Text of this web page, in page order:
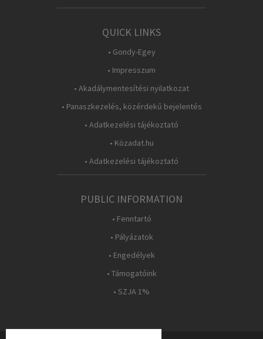
QUICK LINKS
• Gondy-Egey
• Impresszum
• Akadálymentesítési nyilatkozat
• Panaszkezelés, közérdekű bejelentés
• Adatkezelési tájékoztató
• Közadat.hu
• Adatkezelési tájékoztató
PUBLIC INFORMATION
• Fenntartó
• Pályázatok
• Engedélyek
• Támogatóink
• SZJA 1%